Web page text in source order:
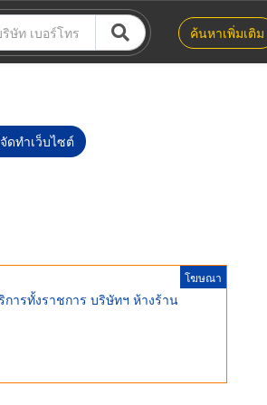
ค้นหาเพิ่มเติม
ดทำเว็บไซต์
โฆษณา
ารทั้งราชการ บริษัทฯ ห้างร้าน